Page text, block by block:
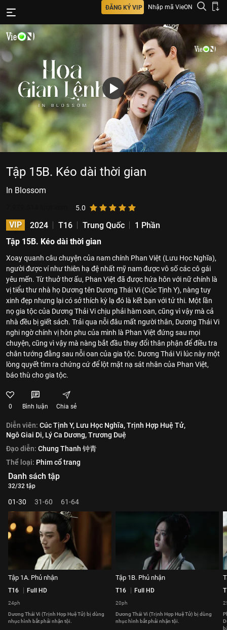
ĐĂNG KÝ VIP Nhập mã VieON
Tập 15B. Kéo dài thời gian
In Blossom
5.0
VIP 2024 T16 Trung Quốc
1 Phần
Tập 15B. Kéo dài thời gian
Xoay quanh câu chuyện của nam chính Phan Việt (Lưu Học Nghĩa),
người được ví như thiên hạ đệ nhất mỹ nam được vô số các cô gái
yêu mến. Từ thuở thơ ấu, Phan Việt đã được hứa hôn với nữ chính là
vị tiểu thư nhà họ Dương tên Dương Thái Vi (Cúc Tịnh Y), nàng tuy
xinh đẹp nhưng lại có sở thích kỳ lạ đó là kết bạn với tử thi. Một lần
nọ gia tộc của Dương Thải Vi chịu phải hàm oan, cũng vì vậy mà cả
nhà đều bị giết sách. Trải qua nỗi đâu mất người thân, Dương Thái Vi
nghi ngờ chính vị hôn phu của mình là Phan Việt đứng sau mọi
chuyện, cũng vì vậy mà nàng bắt đầu thay đổi thân phận để điều tra
chân tướng đằng sau nỗi oan của gia tộc. Dương Thái Vi lúc này một
lòng quyết tìm ra chứng cứ để lột mặt nạ sát nhân của Phan Việt,
báo thù cho gia tộc.
0 Bình luận Chia sẻ
Diễn viên: Cúc Tịnh Y, Lưu Học Nghĩa,Trịnh Hợp Huệ Tử,
Ngô Giai Di, Lý Ca Dương,Trương Duệ
Đạo diễn: Chung Thanh 钟青
Thể loại: Phim cổ trang
Danh sách tập
32/32 tập
01-30 31-60 61-64
Tập 1A. Phủ nhận
T16 Full HD
24ph
Dương Thái Vi (Trịnh Hợp Huệ Tử) bị dùng
nhục hình bắt phải nhận tội.
Tập 1B. Phủ nhận
T16 Full HD
20ph
Dương Thái Vi (Trịnh Hợp Huệ Tử) bị dùng
nhục hình bắt phải nhận tội.